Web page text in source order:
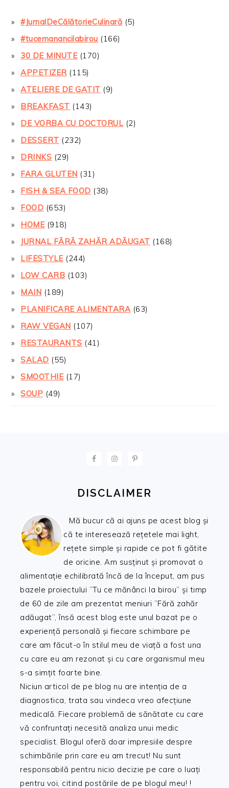
#JurnalDeCălătorieCulinară (5)
#tucemanancilabirou (166)
30 DE MINUTE(170)
APPETIZER(115)
ATELIERE DE GATIT (9)
BREAKFAST (143)
DE VORBA CU DOCTORUL (2)
DESSERT (232)
DRINKS (29)
FARA GLUTEN (31)
FISH & SEA FOOD (38)
FOOD (653)
HOME(918)
JURNAL FĂRĂ ZAHĂR ADĂUGAT (168)
LIFESTYLE(244)
LOW CARB (103)
MAIN (189)
PLANIFICARE ALIMENTARA(63)
RAW VEGAN (107)
RESTAURANTS (41)
SALAD (55)
SMOOTHIE(17)
SOUP (49)
DISCLAIMER
Mă bucur că ai ajuns pe acest blog și
că te interesează rețetele mai light,
rețete simple și rapide ce pot fi gătite
de oricine. Am susținut și promovat o
alimentație echilibrată încă de la început, am pus
bazele proiectului ”Tu ce mănânci la birou” și timp
de 60 de zile am prezentat meniuri ”Fără zahăr
adăugat”, însă acest blog este unul bazat pe o
experiență personală și fiecare schimbare pe
care am făcut-o în stilul meu de viață a fost una
cu care eu am rezonat și cu care organismul meu
s-a simțit foarte bine.
Niciun articol de pe blog nu are intenția de a
diagnostica, trata sau vindeca vreo afecțiune
medicală. Fiecare problemă de sănătate cu care
vă confruntați necesită analiza unui medic
specialist. Blogul oferă doar impresiile despre
schimbările prin care eu am trecut! Nu sunt
responsabilă pentru nicio decizie pe care o luați
pentru voi, citind postările de pe blogul meu! !